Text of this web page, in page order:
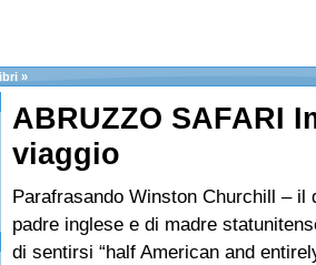
»
ABRUZZO SAFARI
viaggio
Parafrasando Winston Churchill – il
padre inglese e di madre
di sentirsi “half American and